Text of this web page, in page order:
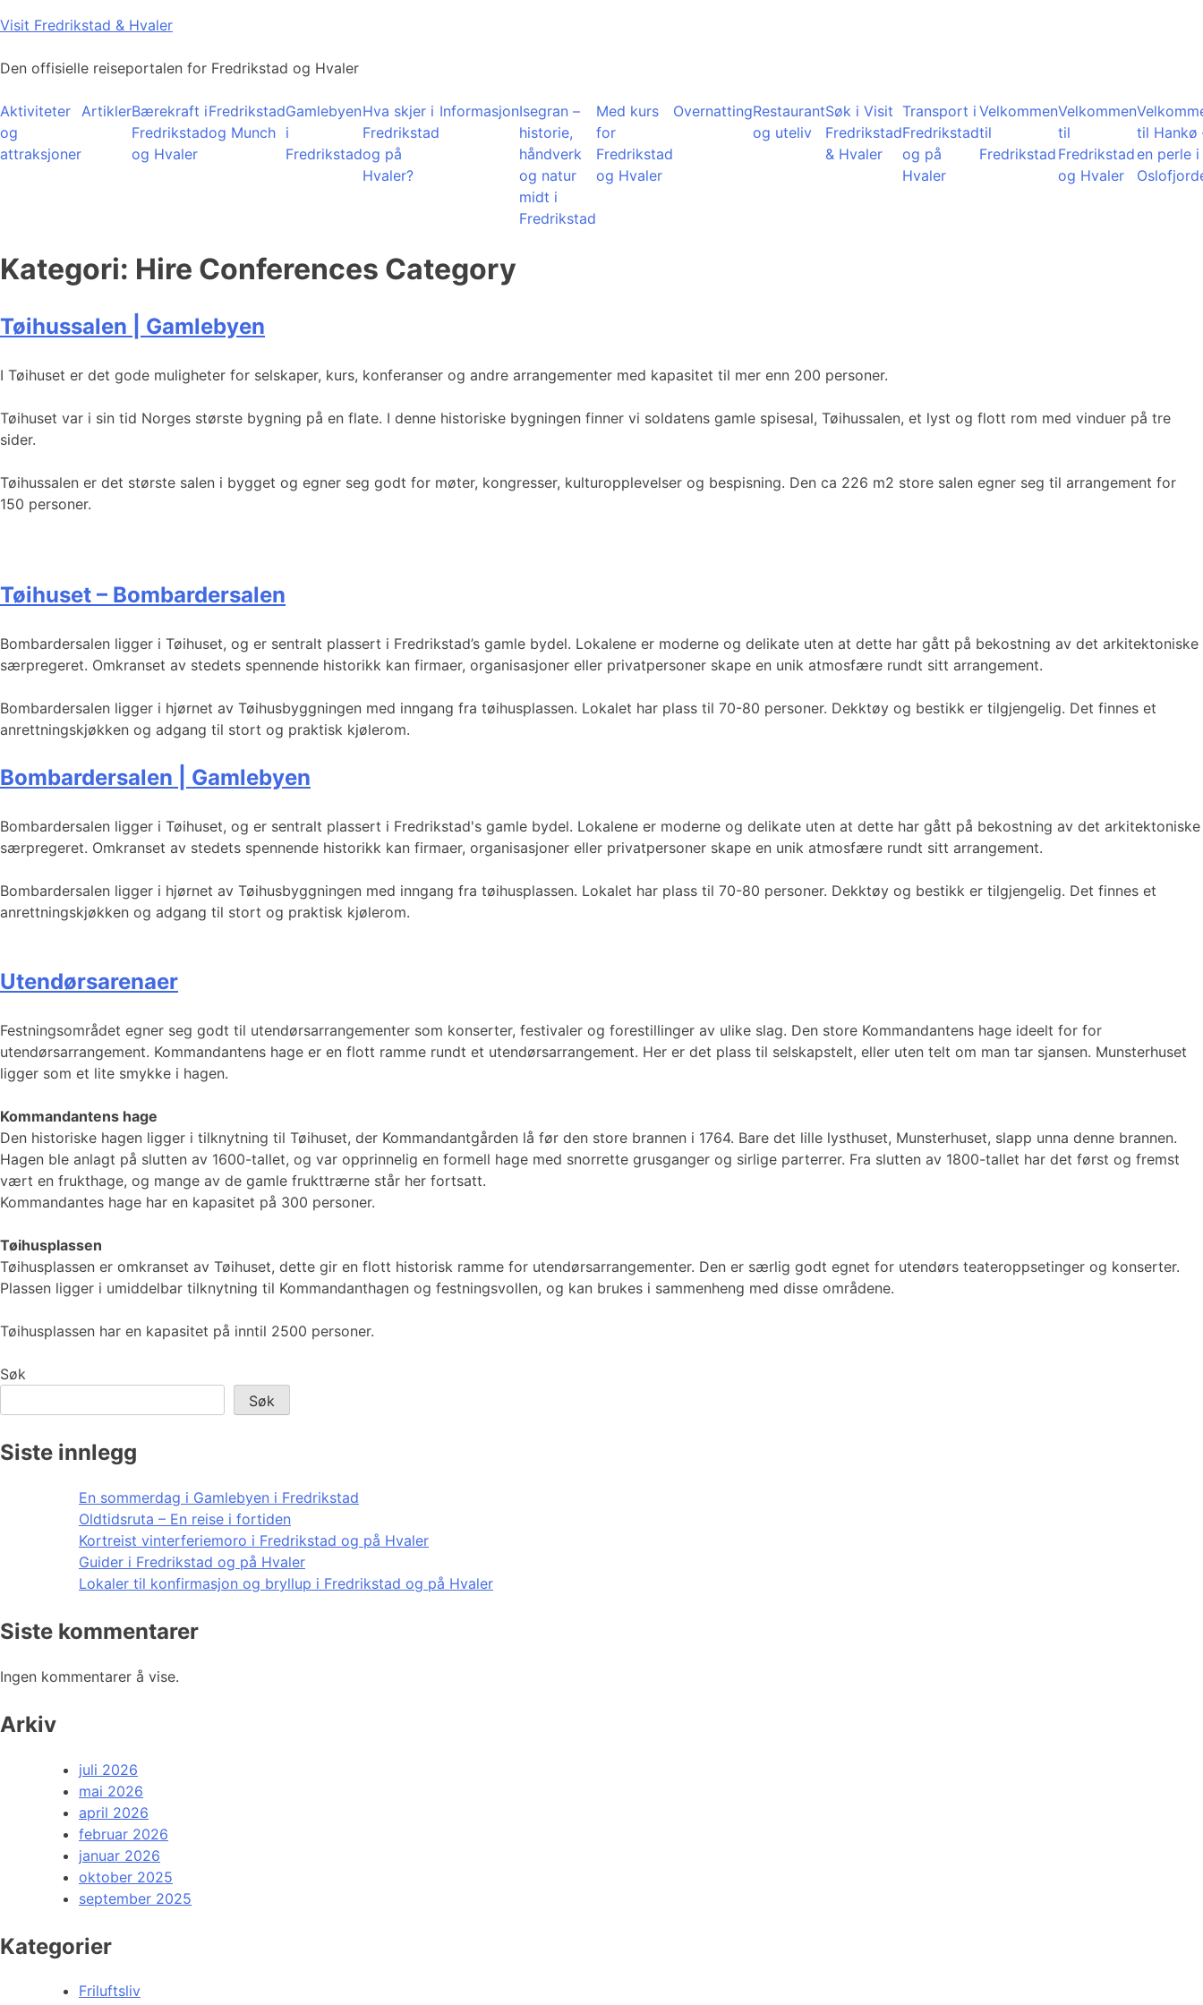
Skip
content
Visit Fredrikstad & Hvaler
Den offisielle reiseportalen for Fredrikstad og Hvaler
Aktiviteter
og
attraksjoner
ArtiklerBærekraft i
Fredrikstad
og Hvaler
Fredrikstad
og Munch
Gamlebyen
i
Fredrikstad
Hva skjer i
Fredrikstad
og på
Hvaler?
InformasjonIsegran –
historie,
håndverk
og natur
midt i
Fredrikstad
Med kurs
for
Fredrikstad
og Hvaler
OvernattingRestaurant
og uteliv
Søk i Visit
Fredrikstad
& Hvaler
Transport i
Fredrikstad
og på
Hvaler
Velkommen
til
Fredrikstad
Velkommen
til
Fredrikstad
og Hvaler
til Hankø
en perle i
Kategori: Hire Conferences Category
Tøihussalen | Gamlebyen
I Tøihuset er det gode muligheter for selskaper, kurs, konferanser og andre arrangementer med kapasitet til mer enn 200 personer.
Tøihuset var i sin tid Norges største bygning på en flate. I denne historiske bygningen finner vi soldatens gamle spisesal, Tøihussalen, et lyst og flott rom med vinduer på tre
sider.
Tøihussalen er det største salen i bygget og egner seg godt for møter, kongresser, kulturopplevelser og bespisning. Den ca 226 m2 store salen egner seg til arrangement for
150 personer.
Tøihuset – Bombardersalen
Bombardersalen ligger i Tøihuset, og er sentralt plassert i Fredrikstad’s gamle bydel. Lokalene er moderne og delikate uten at dette har gått på bekostning av det arkitektoniske
særpregeret. Omkranset av stedets spennende historikk kan firmaer, organisasjoner eller privatpersoner skape en unik atmosfære rundt sitt arrangement.
Bombardersalen ligger i hjørnet av Tøihusbyggningen med inngang fra tøihusplassen. Lokalet har plass til 70-80 personer. Dekktøy og bestikk er tilgjengelig. Det finnes et
anrettningskjøkken og adgang til stort og praktisk kjølerom.
Bombardersalen | Gamlebyen
Bombardersalen ligger i Tøihuset, og er sentralt plassert i Fredrikstad's gamle bydel. Lokalene er moderne og delikate uten at dette har gått på bekostning av det arkitektoniske
særpregeret. Omkranset av stedets spennende historikk kan firmaer, organisasjoner eller privatpersoner skape en unik atmosfære rundt sitt arrangement.
Bombardersalen ligger i hjørnet av Tøihusbyggningen med inngang fra tøihusplassen. Lokalet har plass til 70-80 personer. Dekktøy og bestikk er tilgjengelig. Det finnes et
anrettningskjøkken og adgang til stort og praktisk kjølerom.
Utendørsarenaer
Festningsområdet egner seg godt til utendørsarrangementer som konserter, festivaler og forestillinger av ulike slag. Den store Kommandantens hage ideelt for for
utendørsarrangement. Kommandantens hage er en flott ramme rundt et utendørsarrangement. Her er det plass til selskapstelt, eller uten telt om man tar sjansen. Munsterhuset
ligger som et lite smykke i hagen.
Kommandantens hage
Den historiske hagen ligger i tilknytning til Tøihuset, der Kommandantgården lå før den store brannen i 1764. Bare det lille lysthuset, Munsterhuset, slapp unna denne brannen.
Hagen ble anlagt på slutten av 1600-tallet, og var opprinnelig en formell hage med snorrette grusganger og sirlige parterrer. Fra slutten av 1800-tallet har det først og fremst
vært en frukthage, og mange av de gamle frukttrærne står her fortsatt.
Kommandantes hage har en kapasitet på 300 personer.
Tøihusplassen
Tøihusplassen er omkranset av Tøihuset, dette gir en flott historisk ramme for utendørsarrangementer. Den er særlig godt egnet for utendørs teateroppsetinger og konserter.
Plassen ligger i umiddelbar tilknytning til Kommandanthagen og festningsvollen, og kan brukes i sammenheng med disse områdene.
Tøihusplassen har en kapasitet på inntil 2500 personer.
Søk
Søk
Siste innlegg
En sommerdag i Gamlebyen i Fredrikstad
Oldtidsruta – En reise i fortiden
Kortreist vinterferiemoro i Fredrikstad og på Hvaler
Guider i Fredrikstad og på Hvaler
Lokaler til konfirmasjon og bryllup i Fredrikstad og på Hvaler
Siste kommentarer
Ingen kommentarer å vise.
Arkiv
juli 2026
mai 2026
april 2026
februar 2026
januar 2026
oktober 2025
september 2025
Kategorier
Friluftsliv